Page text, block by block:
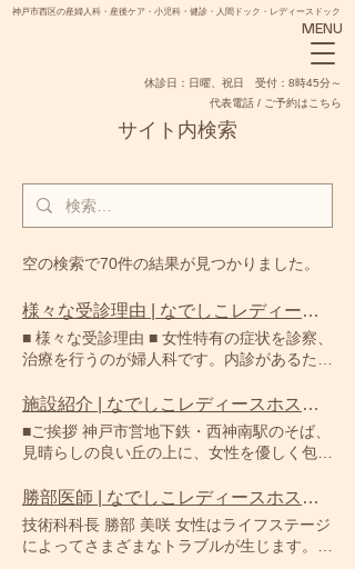
NADESHIKO
​休診日：日曜、祝日 受付：8時45分～
代表電話 / ご予約はこちら
MENU
神戸市西区の産婦人科・産後ケア・小児科・健診・人間ドック・レディースドック
サイト内検索
空の検索で70件の結果が見つかりました。
様々な受診理由 | なでしこレディースホスピタル
■ 様々な受診理由 ■ 女性特有の症状を診察、
治療を行うのが婦人科です。内診があるため
多いのですが、女性特有のお悩みや病は放置
していても治ることはなく、むしろ時間の経
過とともに悪化することもあります。 なで
しこレディースホスピタルでは女性のための
医療を推進する医療施設として、女性医師の
対応を含めて十分にお話をお聞きした上での
診察を行っており、内診は必要だと判断した
方のみです。 内診ではなくお腹からの超音
施設紹介 | なでしこレディースホスピタル
■ご挨拶 神戸市営地下鉄・西神南駅のそば、
見晴らしの良い丘の上に、女性を優しく包み
タルです。 当院では、安全で安心なお産を
基本に、多様なご希望に応えるために無痛分
娩の導入や産後ケアの充実に力を注いでおり
ます。 さらに、思春期から妊娠・出産・子
勝部医師 | なでしこレディースホスピタル
技術科科長 勝部 美咲 女性はライフステージ
によってさまざまなトラブルが生じます。お